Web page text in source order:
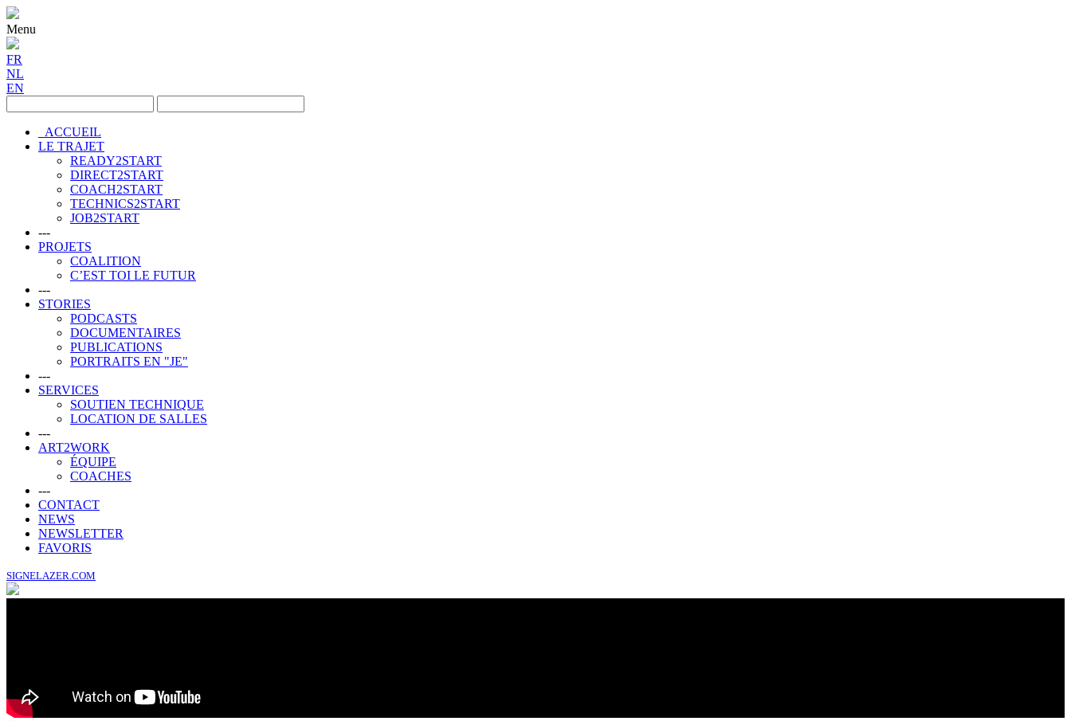
Menu
FR
NL
EN
ACCUEIL
LE TRAJET
READY2START
DIRECT2START
COACH2START
TECHNICS2START
JOB2START
---
PROJETS
COALITION
C’EST TOI LE FUTUR
---
STORIES
PODCASTS
DOCUMENTAIRES
PUBLICATIONS
PORTRAITS EN "JE"
---
SERVICES
SOUTIEN TECHNIQUE
LOCATION DE SALLES
---
ART2WORK
ÉQUIPE
COACHES
---
CONTACT
NEWS
NEWSLETTER
FAVORIS
SIGNELAZER.COM